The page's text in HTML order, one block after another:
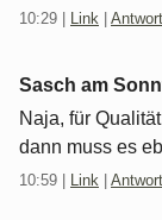
10:29 Link Antwort
Sasch am
Naja, für
dann muss es
10:59 Link Antwort